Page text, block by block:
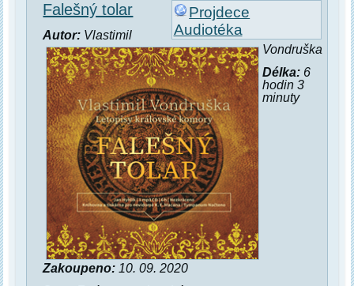
Projdece
Audiotéka
Falešný tolar
Autor: Vlastimil
Vondruška
Délka:6
hodin 3
minuty
Zakoupeno: 10. 09. 2020